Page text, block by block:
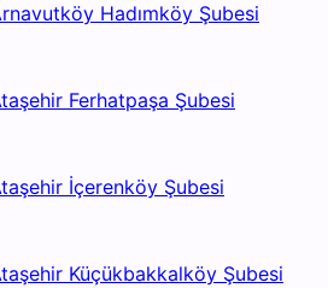
Hadımköy Şubesi
Ferhatpaşa Şubesi
İçerenköy Şubesi
Küçükbakkalköy Şubesi